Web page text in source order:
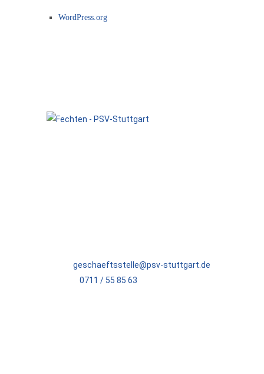
WordPress.org
geschaeftsstelle@psv-stuttgart.de
0711 / 55 85 63